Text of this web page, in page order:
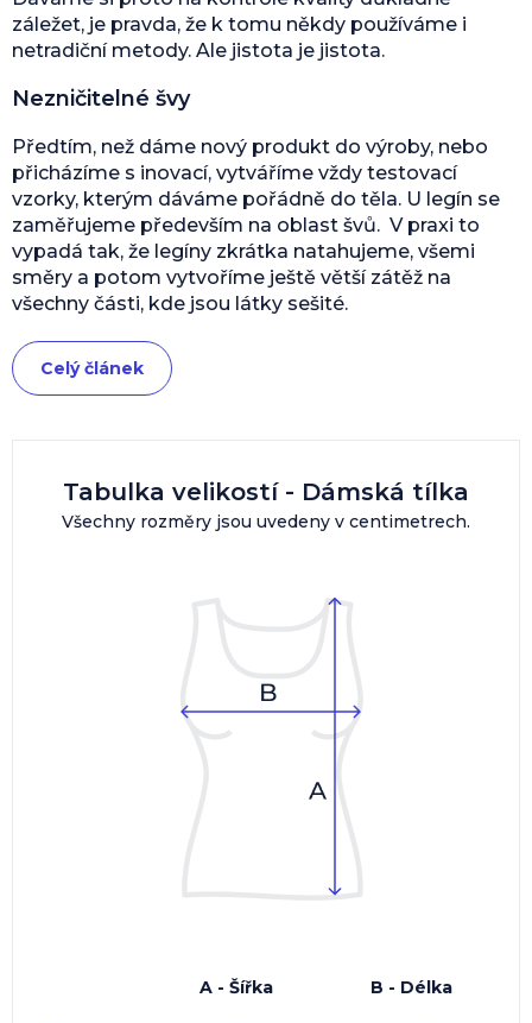
Tabulka velikostí - Dámská tílka
Všechny rozměry jsou uvedeny v centimetrech.
A - Šířka
B - Délka
záležet, je pravda, že k tomu někdy používáme i
netradiční metody. Ale jistota je jistota.
Nezničitelné švy
Předtím, než dáme nový produkt do výroby, nebo
přicházíme s inovací, vytváříme vždy testovací
vzorky, kterým dáváme pořádně do těla. U legín se
zaměřujeme především na oblast švů. V praxi to
vypadá tak, že legíny zkrátka natahujeme, všemi
směry a potom vytvoříme ještě větší zátěž na
všechny části, kde jsou látky sešité.
Celý článek